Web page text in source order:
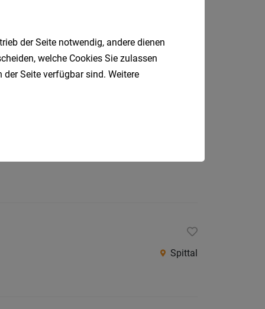
Klagenfurt
Spittal
der Seite notwendig, andere dienen
welche Cookies Sie zulassen
Seite verfügbar sind. Weitere